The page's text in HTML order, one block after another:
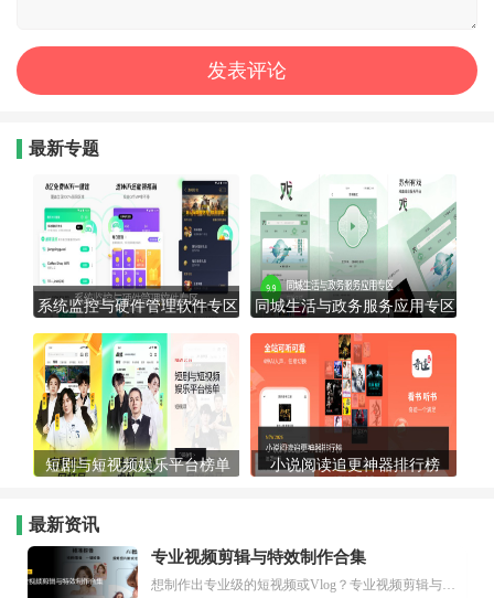
最新专题
系统监控与硬件管理软件专区 同城生活与政务服务应用专区
短剧与短视频娱乐平台榜单 小说阅读追更神器排行榜
最新资讯
专业视频剪辑与特效制作合集
想制作出专业级的短视频或Vlog？专业视频剪辑与特效制作大全专题为你提供了从剪辑、抠像到特效包装的全套解决方案。无论是添加炫酷的片头、进行精准的视频抠图，还是制...